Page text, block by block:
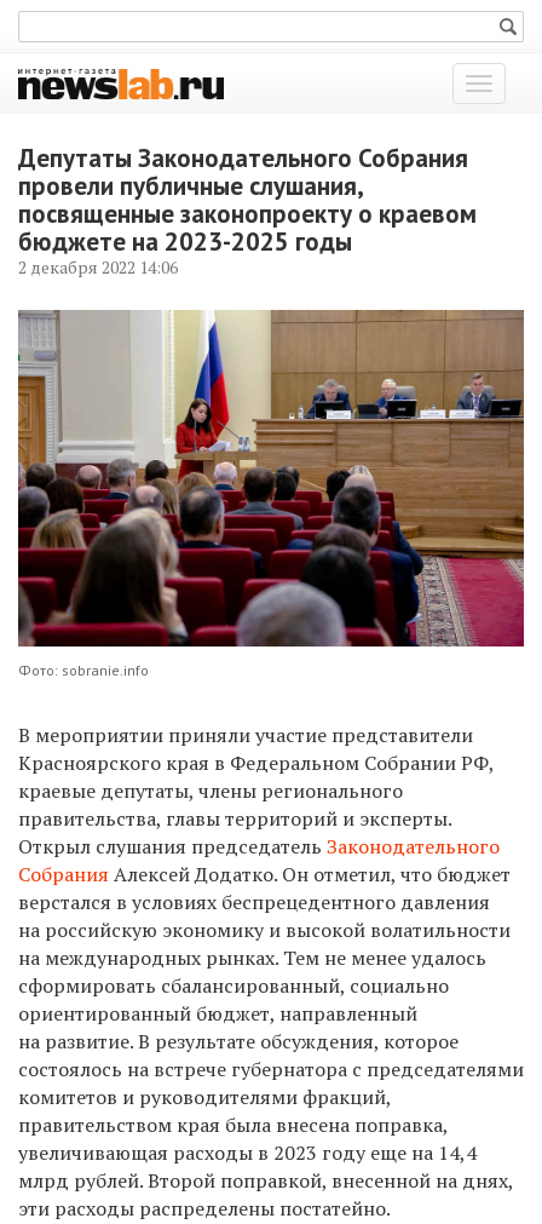
Показать
меню
Депутаты Законодательного Собрания
провели публичные слушания,
посвященные законопроекту о краевом
бюджете на 2023-2025 годы
2 декабря 2022 14:06
Фото: sobranie.info
В мероприятии приняли участие представители
Красноярского края в Федеральном Собрании РФ,
краевые депутаты, члены регионального
правительства, главы территорий и эксперты.
Открыл слушания председатель Законодательного
Собрания Алексей Додатко. Он отметил, что бюджет
верстался в условиях беспрецедентного давления
на российскую экономику и высокой волатильности
на международных рынках. Тем не менее удалось
сформировать сбалансированный, социально
ориентированный бюджет, направленный
на развитие. В результате обсуждения, которое
состоялось на встрече губернатора с председателями
комитетов и руководителями фракций,
правительством края была внесена поправка,
увеличивающая расходы в 2023 году еще на 14,4
млрд рублей. Второй поправкой, внесенной на днях,
эти расходы распределены постатейно.